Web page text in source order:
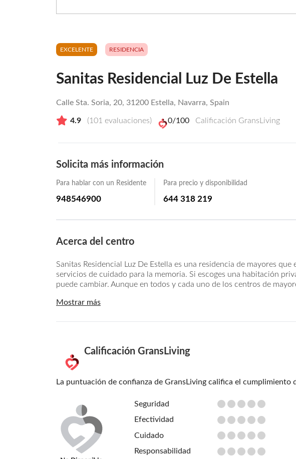
EXCELENTE RESIDENCIA
Sanitas Residencial Luz De Estella
Calle Sta. Soria, 20, 31200 Estella, Navarra, Spain
4.9 (101 evaluaciones) 0/100 Calificación GransLiving
Solicita más información
Para hablar con un Residente
948546900
Para precio y disponibilidad
644 318 219
Acerca del centro
Sanitas Residencial Luz De Estella es una residencia de mayores
servicios de cuidado para la memoria. Si escoges una habitación
puede cambiar. Aunque en todos y cada uno de los centros de
Mostrar más
Calificación GransLiving
La puntuación de confianza de GransLiving califica el cumplimiento
Seguridad
Efectividad
Cuidado
Responsabilidad